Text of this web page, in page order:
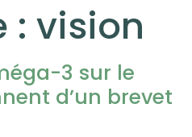
: vision
3 sur le
d’un brevet